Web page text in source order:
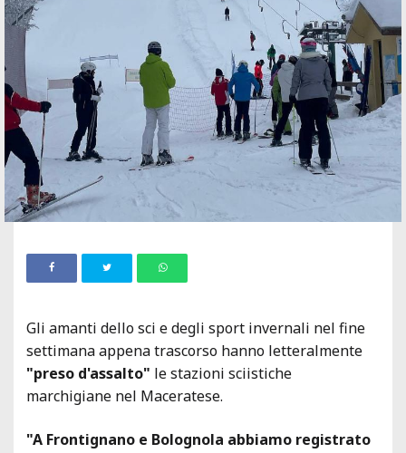
Gli amanti dello sci e degli sport invernali nel fine
settimana appena trascorso hanno letteralmente
"preso d'assalto" le stazioni sciistiche
marchigiane nel Maceratese.
"A Frontignano e Bolognola abbiamo registrato